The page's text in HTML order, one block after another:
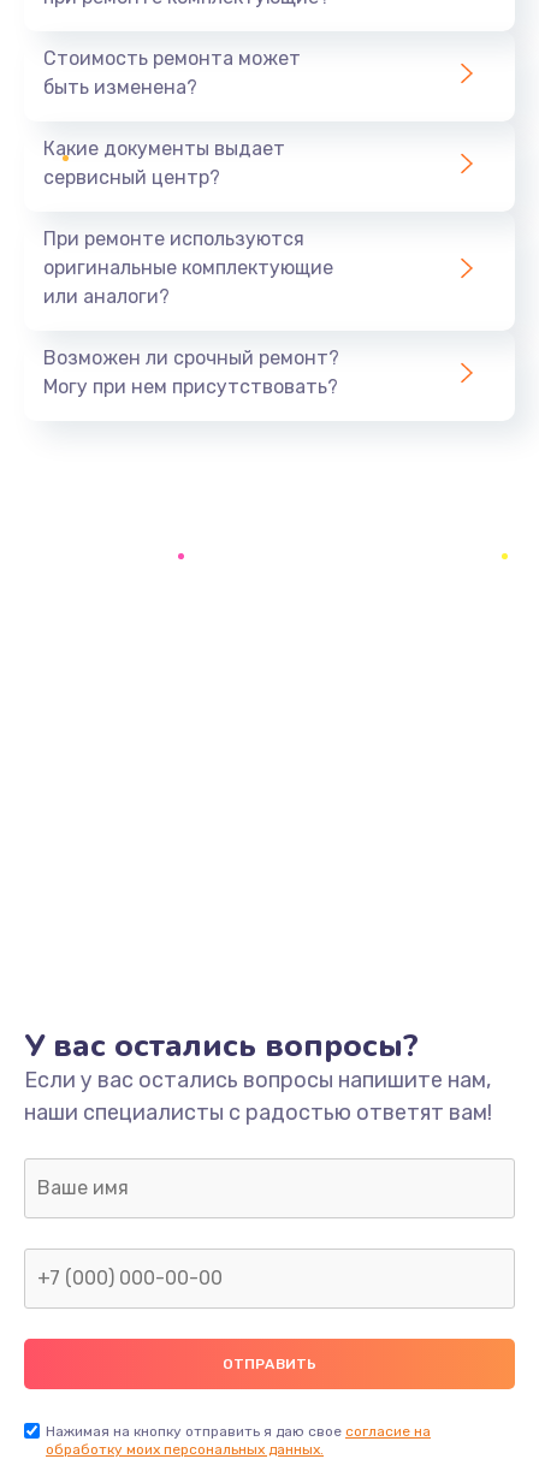
1890 руб.
Замена аккумулятора
Замена SSD
Заказать
Замена звуковой карты
Замена системы охлаждения
1645 руб.
Заказать
Замена термопасты
1095 руб.
Заказать
Стоимость ремонта может
быть изменена?
Какие документы выдает
сервисный центр?
При ремонте используются
оригинальные комплектующие
или аналоги?
Возможен ли срочный ремонт?
Могу при нем присутствовать?
У вас остались вопросы?
Если у вас остались вопросы напишите нам,
наши специалисты с радостью ответят вам!
Нажимая на кнопку отправить я даю свое согласие на
обработку моих персональных данных.